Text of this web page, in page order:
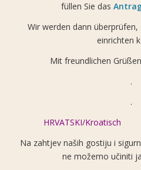
füllen Sie das
Wir werden dann
einrichten
Mit freundlichen
.
.
HRVATSKI/Kroatisch
Na zahtjev naših gostiju i
ne možemo učiniti